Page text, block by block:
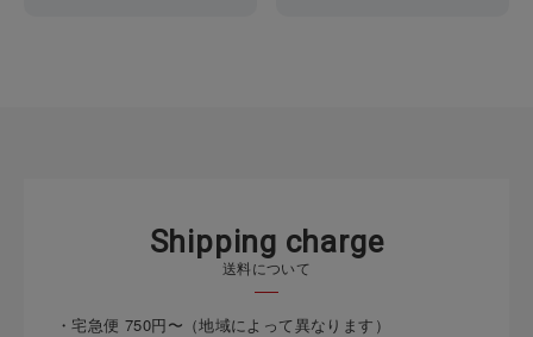
Shipping charge
送料について
・宅急便 750円〜（地域によって異なります）